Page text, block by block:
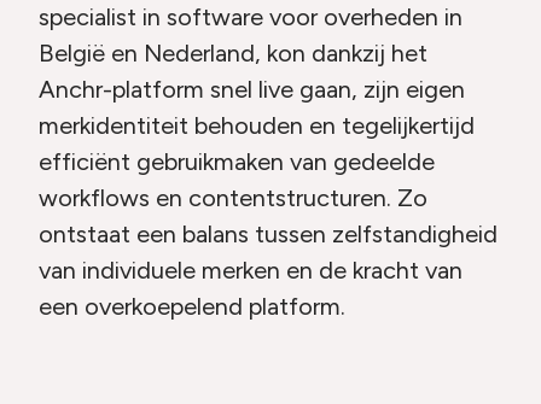
specialist in software voor overheden in
België en Nederland, kon dankzij het
Anchr-platform snel live gaan, zijn eigen
merkidentiteit behouden en tegelijkertijd
efficiënt gebruikmaken van gedeelde
workflows en contentstructuren. Zo
ontstaat een balans tussen zelfstandigheid
van individuele merken en de kracht van
een overkoepelend platform.